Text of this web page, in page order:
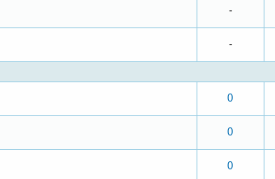
-
-
0
0
0